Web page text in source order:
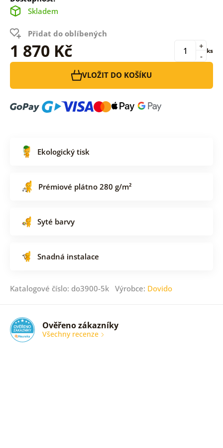
Skladem
Přidat do oblíbených
1 870 Kč -
+ ks
VLOŽIT DO KOŠÍKU
Ekologický tisk
Prémiové plátno 280 g/m²
Syté barvy
Snadná instalace
Katalogové číslo: do3900-5k Výrobce: Dovido
Ověřeno zákazníky
Všechny recenze